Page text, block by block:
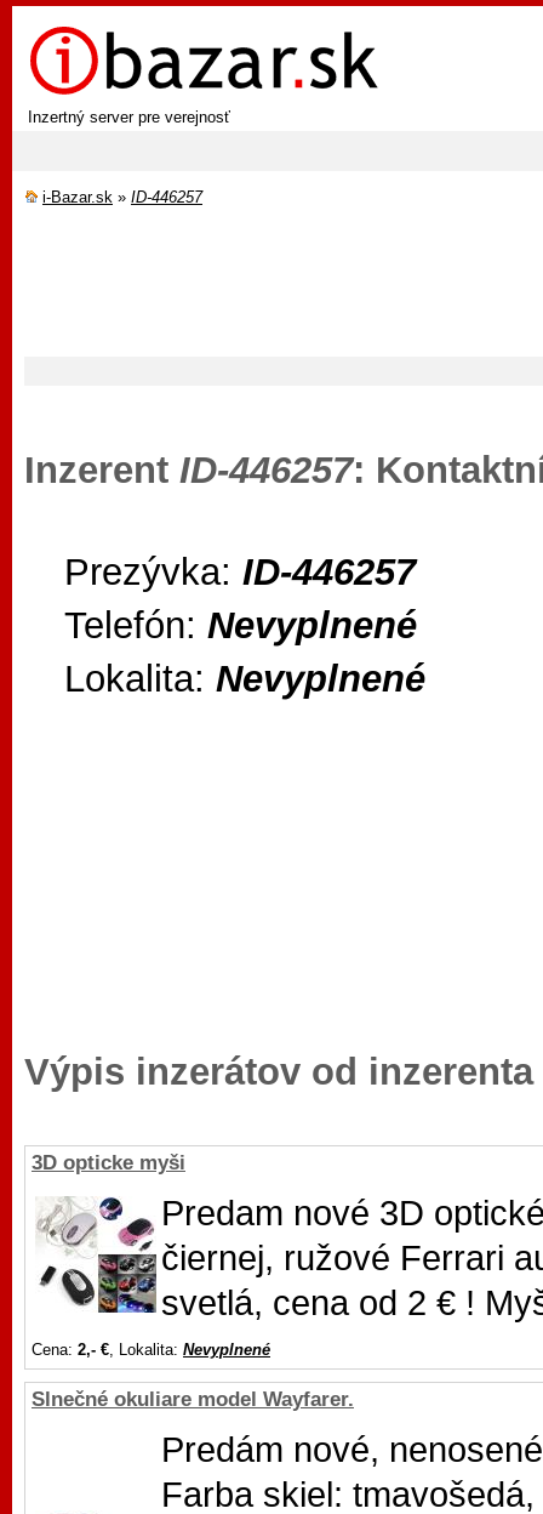
Inzertný server pre verejnosť
i-Bazar.sk » ID-446257
Inzerent ID-446257:
Prezývka: ID-446257
Telefón: Nevyplnené
Lokalita: Nevyplnené
Výpis inzerátov od inzerenta
3D opticke myši
Predam nové 3D
čiernej, ružové Ferrari
svetlá, cena od 2 € !
Cena: 2,- €, Lokalita: Nevyplnené
Slnečné okuliare model Wayfarer.
Predám nové,
Farba skiel: